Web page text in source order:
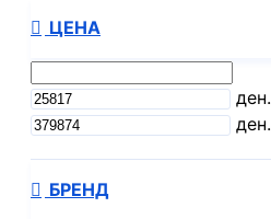
ЦЕНА
ден.
ден.
БРЕНД